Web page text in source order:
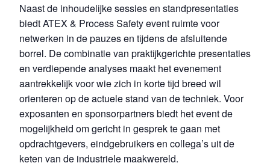
Naast de inhoudelijke sessies en standpresentaties
biedt ATEX & Process Safety event ruimte voor
netwerken in de pauzes en tijdens de afsluitende
borrel. De combinatie van praktijkgerichte presentaties
en verdiepende analyses maakt het evenement
aantrekkelijk voor wie zich in korte tijd breed wil
orienteren op de actuele stand van de techniek. Voor
exposanten en sponsorpartners biedt het event de
mogelijkheid om gericht in gesprek te gaan met
opdrachtgevers, eindgebruikers en collega’s uit de
keten van de industriele maakwereld.